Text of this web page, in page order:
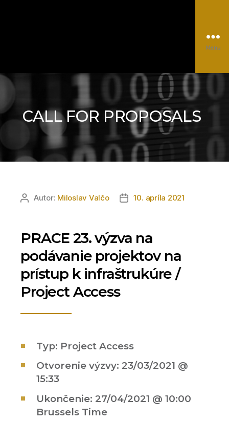
Menu
Kategórie
AutorAutor: Miloslav Valčo
Dátum
10. apríla 2021
PRACE 23. výzva na
podávanie projektov na
prístup k infraštrukúre /
Project Access
Typ: Project Access
Otvorenie výzvy: 23/03/2021 @
15:33
Ukončenie: 27/04/2021 @ 10:00
Brussels Time